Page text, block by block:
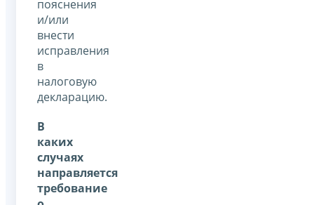
пояснения
и/или
внести
исправления
в
налоговую
декларацию.
В
каких
случаях
направляется
требование